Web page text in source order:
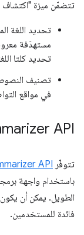
تتضمّن ميزة "اكتشاف
تحديد اللغة
مستهدَفة
تحديد كلتا
تصنيف
في مواقع
API
تتوفّر API
باستخدام واجهة
الطويل. يمكن أن
فائدة للمستخدمين.